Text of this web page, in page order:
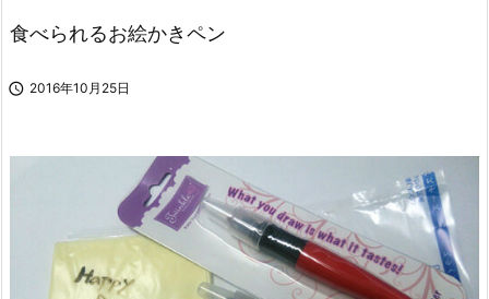
食べられるお絵かきペン
 2016年10月25日